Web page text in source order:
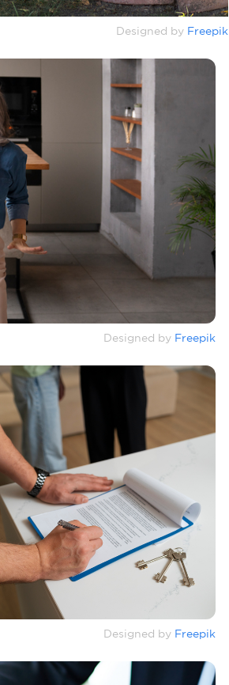
Designed by Freepik
Designed by Freepik
Designed by Freepik